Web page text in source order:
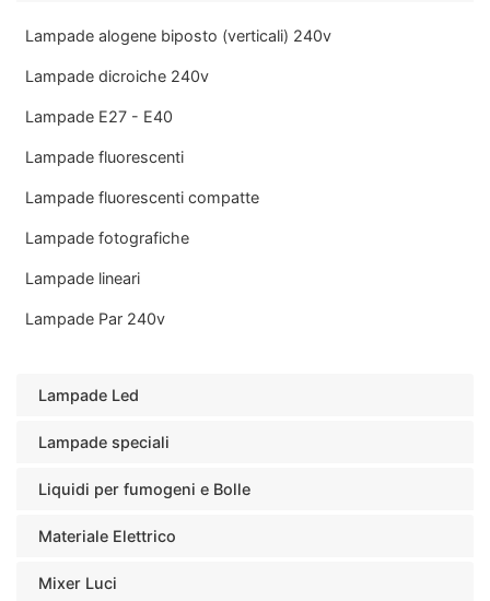
Lampade alogene biposto (verticali) 240v
Lampade dicroiche 240v
Lampade E27 - E40
Lampade fluorescenti
Lampade fluorescenti compatte
Lampade fotografiche
Lampade lineari
Lampade Par 240v
Lampade Led
Lampade speciali
Liquidi per fumogeni e Bolle
Materiale Elettrico
Mixer Luci